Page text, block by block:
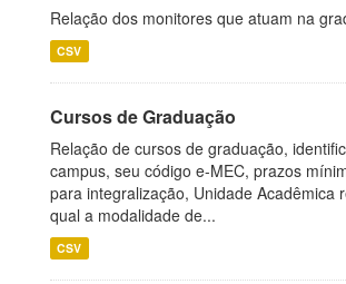
Relação dos monitores que atuam na
CSV
Cursos de Graduação
Relação de cursos de graduação,
campus, seu código e-MEC, prazos
para integralização, Unidade Acadêmica
qual a modalidade de...
CSV